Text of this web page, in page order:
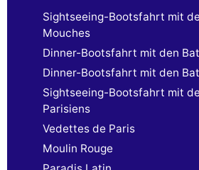
Sightseeing-Bootsfahrt mit
Mouches
Dinner-Bootsfahrt mit den
Dinner-Bootsfahrt mit den
Sightseeing-Bootsfahrt mit
Parisiens
Vedettes de Paris
Moulin Rouge